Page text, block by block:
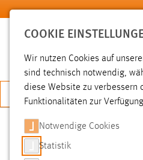
Zum Hauptinhalt springen
JETZT
SUCHE
COOKIE
Wir nutzen Cookies auf
sind technisch notwendig,
diese Website zu verbessern
Funktionalitäten zur
Notwendige Cookies
Statistik